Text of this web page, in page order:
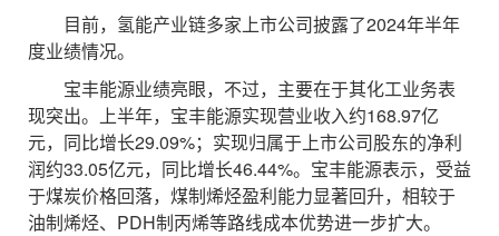
目前，氢能产业链多家上市公司披露了2024年半年
度业绩情况。
宝丰能源业绩亮眼，不过，主要在于其化工业务表
现突出。上半年，宝丰能源实现营业收入约168.97亿
元，同比增长29.09%；实现归属于上市公司股东的净利
润约33.05亿元，同比增长46.44%。宝丰能源表示，受益
于煤炭价格回落，煤制烯烃盈利能力显著回升，相较于
油制烯烃、PDH制丙烯等路线成本优势进一步扩大。